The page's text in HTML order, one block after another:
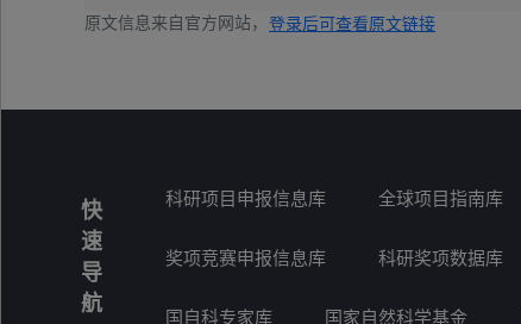
原文信息来自官方网站， 登录后可查看原文链接
快
速
导
航
科研项目申报信息库 全球项目指南库
奖项竞赛申报信息库 科研奖项数据库
国自科专家库 国家自然科学基金